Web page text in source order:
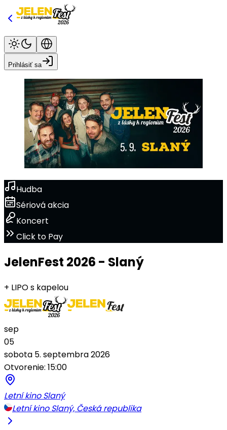
Prihlásiť sa
Hudba
Sériová akcia
Koncert
Click to Pay
JelenFest 2026 - Slaný
+ LIPO s kapelou
sep
05
sobota 5. septembra 2026
Otvorenie: 15:00
Letní kino Slaný
Letní kino Slaný, Česká republika